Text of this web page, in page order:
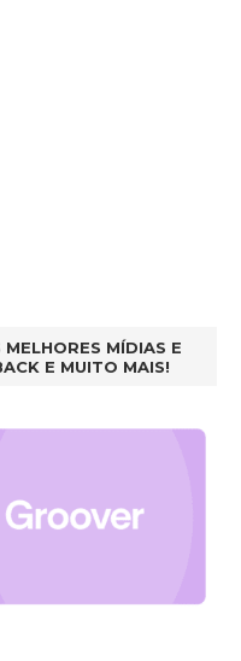
MÍDIAS E
E MUITO MAIS!